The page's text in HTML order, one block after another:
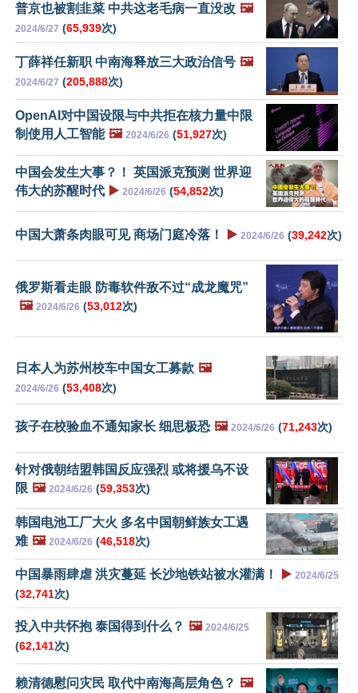
普京也被割韭菜 中共这老毛病一直没改 🖼️
2024/6/27 (65,939次)
丁薛祥任新职 中南海释放三大政治信号 🖼️
2024/6/27 (205,888次)
OpenAI对中国设限与中共拒在核力量中限
制使用人工智能 🖼️ 2024/6/26 (51,927次)
中国会发生大事？！ 英国派克预测 世界迎
伟大的苏醒时代 ▶️ 2024/6/26 (54,852次)
中国大萧条肉眼可见 商场门庭冷落！ ▶️ 2024/6/26 (39,242次)
俄罗斯看走眼 防毒软件敌不过“成龙魔咒”
🖼️ 2024/6/26 (53,012次)
日本人为苏州校车中国女工募款 🖼️
2024/6/26 (53,408次)
孩子在校验血不通知家长 细思极恐 🖼️ 2024/6/26 (71,243次)
针对俄朝结盟韩国反应强烈 或将援乌不设
限 🖼️ 2024/6/26 (59,353次)
韩国电池工厂大火 多名中国朝鲜族女工遇
难 🖼️ 2024/6/26 (46,518次)
中国暴雨肆虐 洪灾蔓延 长沙地铁站被水灌满！ ▶️ 2024/6/25
(32,741次)
投入中共怀抱 泰国得到什么？ 🖼️ 2024/6/25
(62,141次)
赖清德慰问灾民 取代中南海高层角色？ 🖼️